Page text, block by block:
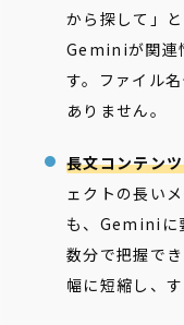
から探して」
Geminiが関連
す。ファイル
ありません。
長文コンテン
ェクトの長い
も、Geminiに
数分で把握で
幅に短縮し、